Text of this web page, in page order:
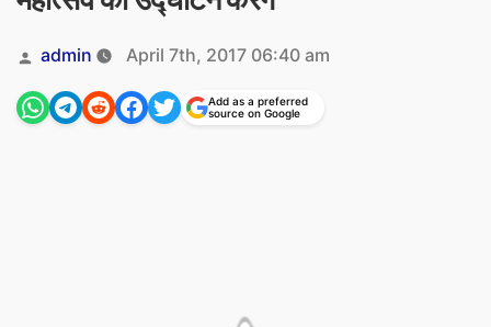
Posted
by
admin April 7th, 2017 06:40 am
Add as a preferred
source on Google